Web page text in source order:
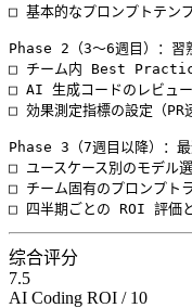
□ 基本的なプロンプトテン
Phase 2（3〜6週目）：習
□ チーム内 Best Practice
□ AI 生成コードのレビュ
□ 効果測定指標の設定（PR
Phase 3（7週目以降）：
□ ユースケース別のモデル
□ チーム固有のプロンプト
综合评分
7.5
AI Coding ROI / 10